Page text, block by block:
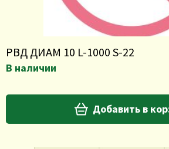
РВД ДИАМ 10 L-1000 S-22
В наличии
Добавить в